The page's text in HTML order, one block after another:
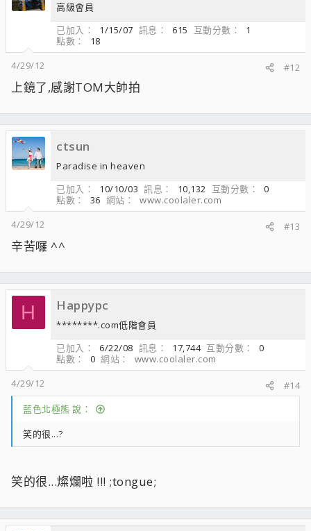
高級會員
已加入
1/15/07 訊息 615 互動分數
1
點數
18
4/29/12
#12
上鏡了,感謝TOM大帥拍
ctsun
Paradise in heaven
已加入
10/10/03 訊息 10,132 互動分數
0
點數
36 網站
www.coolaler.com
4/29/12
#13
辛苦囉 ^^
H Happypc
********.com低階會員
已加入
6/22/08 訊息 17,744 互動分數
0
點數
0 網站
www.coolaler.com
4/29/12
#14
藍色北極熊 說：
笑的很...?
笑的很...燦爛啦 !!! ;tongue;